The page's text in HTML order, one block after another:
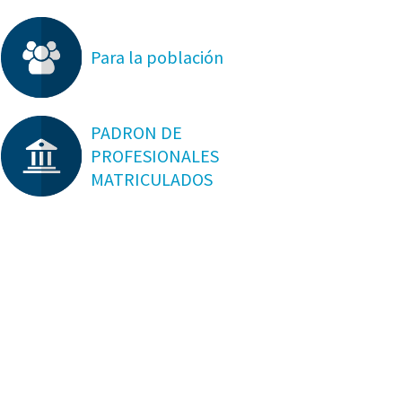
Para la población
PADRON DE
PROFESIONALES
MATRICULADOS